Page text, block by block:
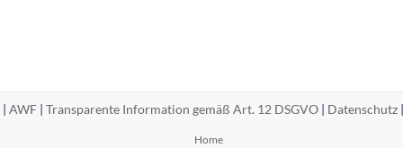
AWF | Transparente Information gemäß Art. 12 DSGVO | Datenschutz
Home